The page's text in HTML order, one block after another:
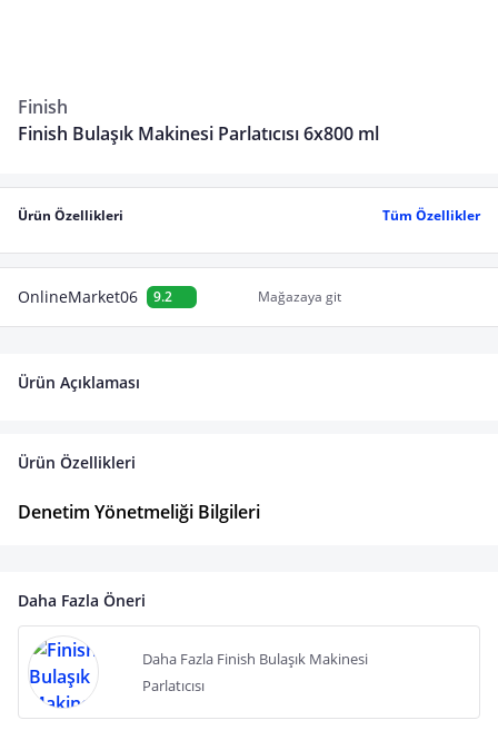
Finish
Finish Bulaşık Makinesi Parlatıcısı 6x800 ml
Ürün Özellikleri Tüm Özellikler
OnlineMarket06 9.2 Mağazaya git
Ürün Açıklaması
Ürün Özellikleri
Denetim Yönetmeliği Bilgileri
Daha Fazla Öneri
Daha Fazla Finish Bulaşık Makinesi
Parlatıcısı